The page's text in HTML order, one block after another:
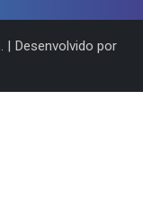
| Desenvolvido por